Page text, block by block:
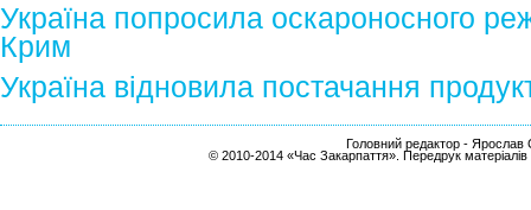
Україна попросила оскароносного
Крим
Україна відновила постачання
Головний редактор - Ярослав
© 2010-2014 «Час Закарпаття». Передрук